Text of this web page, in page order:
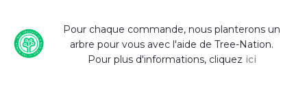
Pour chaque commande, nous planterons un
arbre pour vous avec l'aide de Tree-Nation.
Pour plus d'informations, cliquez ici